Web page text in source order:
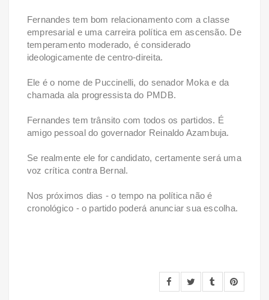
Fernandes tem bom relacionamento com a classe
empresarial e uma carreira política em ascensão. De
temperamento moderado, é considerado
ideologicamente de centro-direita.
Ele é o nome de Puccinelli, do senador Moka e da
chamada ala progressista do PMDB.
Fernandes tem trânsito com todos os partidos. É
amigo pessoal do governador Reinaldo Azambuja.
Se realmente ele for candidato, certamente será uma
voz crítica contra Bernal.
Nos próximos dias - o tempo na política não é
cronológico - o partido poderá anunciar sua escolha.